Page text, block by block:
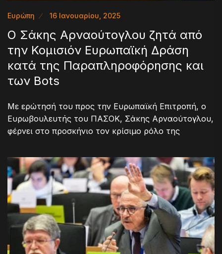
Ευρώπη 16 Ιανουαρίου, 2025
Ο Σάκης Αρναούτογλου ζητά από
την Κομισιόν Ευρωπαϊκή Δράση
κατά της Παραπληροφόρησης και
των Bots
Με ερώτησή του προς την Ευρωπαϊκή Επιτροπή, ο
Ευρωβουλευτής του ΠΑΣΟΚ, Σάκης Αρναούτογλου,
φέρνει στο προσκήνιο τον κρίσιμο ρόλο της